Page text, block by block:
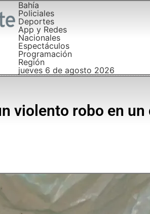
Bahía
Policiales
Deportes
App y Redes
Nacionales
Espectáculos
Programación
Región
jueves 6 de agosto 2026
violento robo en